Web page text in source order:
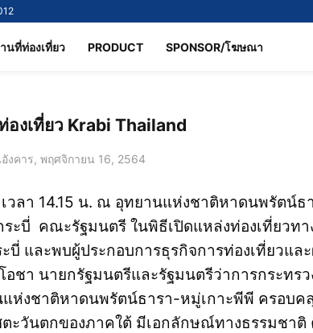
นที่ท่องเที่ยว PRODUCT SPONSOR/โฆษณา
งเที่ยว Krabi Thailand
งคาร, พฤศจิกายน 16, 2564
วลา 14.15 น. ณ อุทยานแห่งชาติหาดนพรัตน์ธ
ระบี่ คณะรัฐมนตรี ในพิธีเปิดแหล่งท่องเที่ยวท
บี่ และพบผู้ประกอบการธุรกิจการท่องเที่ยวแล
ชา นายกรัฐมนตรีและรัฐมนตรีว่าการกระทร
ห่งชาติหาดนพรัตน์ธารา-หมู่เกาะพีพี ครอบ
ะวันตกของภาคใต้ มีเอกลักษณ์ทางธรรมชาติ